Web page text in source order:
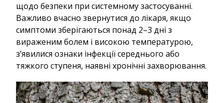
щодо безпеки при системному застосуванні.
Важливо вчасно звернутися до лікаря, якщо
симптоми зберігаються понад 2–3 дні з
вираженим болем і високою температурою,
з’явилися ознаки інфекції середнього або
тяжкого ступеня, наявні хронічні захворювання.